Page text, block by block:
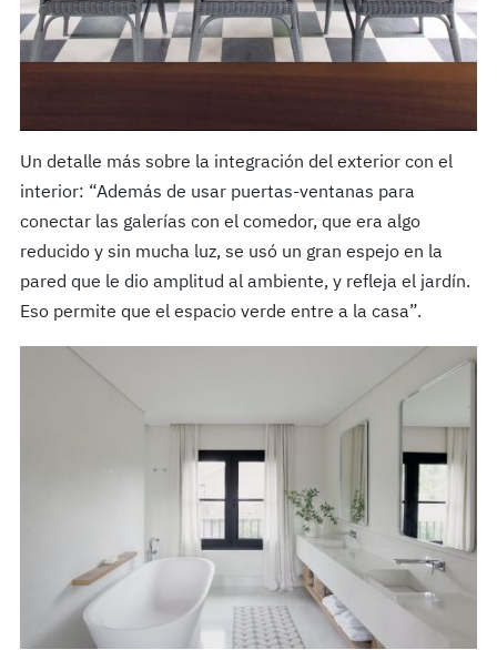
Un detalle más sobre la integración del exterior con el
interior: “Además de usar puertas-ventanas para
conectar las galerías con el comedor, que era algo
reducido y sin mucha luz, se usó un gran espejo en la
pared que le dio amplitud al ambiente, y refleja el jardín.
Eso permite que el espacio verde entre a la casa”.